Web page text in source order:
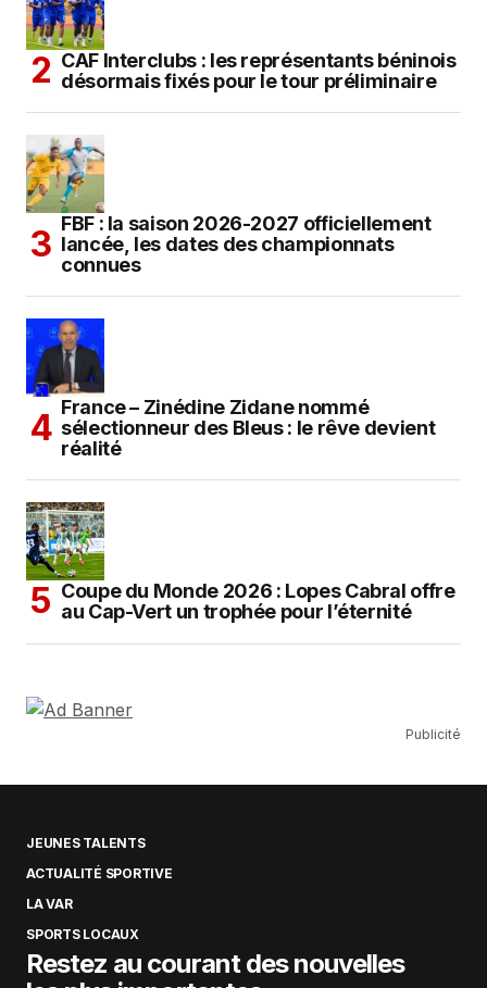
CAF Interclubs : les représentants béninois
désormais fixés pour le tour préliminaire
FBF : la saison 2026-2027 officiellement
lancée, les dates des championnats
connues
France – Zinédine Zidane nommé
sélectionneur des Bleus : le rêve devient
réalité
Coupe du Monde 2026 : Lopes Cabral offre
au Cap-Vert un trophée pour l’éternité
Publicité
JEUNES TALENTS
ACTUALITÉ SPORTIVE
LA VAR
SPORTS LOCAUX
Restez au courant des nouvelles